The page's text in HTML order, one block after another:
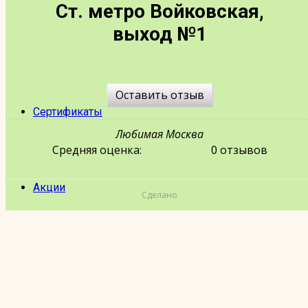
Сертификаты
Акции
Ст. метро Войковская,
выход №1
Оставить отзыв
Любимая Москва
Средняя оценка:
0 отзывов
Сделано